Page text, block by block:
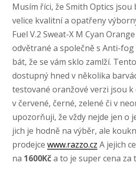
Musím říci, že Smith Optics
velice kvalitní a opatřeny
Fuel V.2 Sweat-​X M Cyan
odvětrané a společně s Anti-​
bát, že se vám sklo zamlží.
dostupný hned v několika
testované oranžové verzi jsou k
v červené, černé, zelené či v
upozorňuji, že vždy nejde jen o
jich je hodně na výběr, ale
prodejce www.razzo.cz A jejich
na 1600Kča to je super cena za